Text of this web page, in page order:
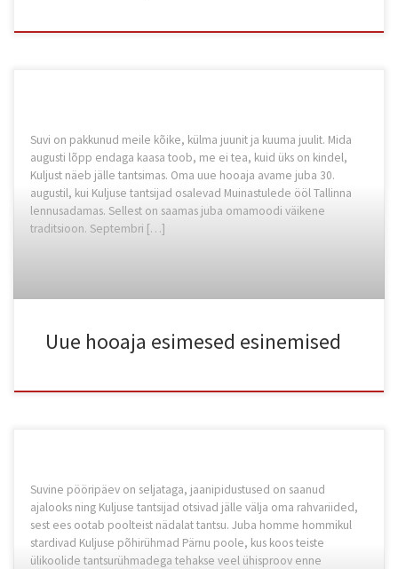
Suvi on pakkunud meile kõike, külma juunit ja kuuma juulit. Mida
augusti lõpp endaga kaasa toob, me ei tea, kuid üks on kindel,
Kuljust näeb jälle tantsimas. Oma uue hooaja avame juba 30.
augustil, kui Kuljuse tantsijad osalevad Muinastulede ööl Tallinna
lennusadamas. Sellest on saamas juba omamoodi väikene
traditsioon. Septembri […]
Uue hooaja esimesed esinemised
Suvine pööripäev on seljataga, jaanipidustused on saanud
ajalooks ning Kuljuse tantsijad otsivad jälle välja oma rahvariided,
sest ees ootab poolteist nädalat tantsu. Juba homme hommikul
stardivad Kuljuse põhirühmad Pärnu poole, kus koos teiste
ülikoolide tantsurühmadega tehakse veel ühisproov enne